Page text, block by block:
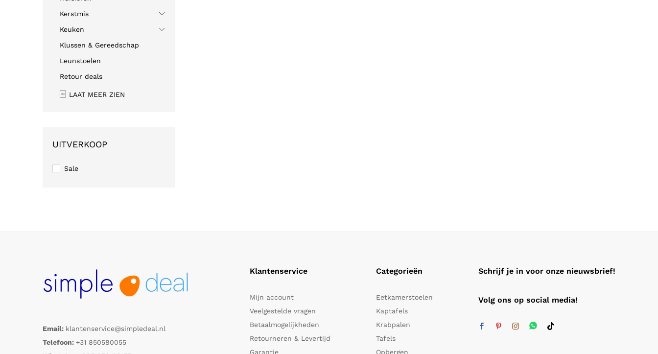
Kerstmis
Keuken
Klussen & Gereedschap
Leunstoelen
Retour deals
LAAT MEER ZIEN
UITVERKOOP
Sale
Email: klantenservice@simpledeal.nl
Telefoon: +31 850580055
Klantenservice
Mijn account
Veelgestelde vragen
Betaalmogelijkheden
Retourneren & Levertijd
Garantie
Categorieën
Eetkamerstoelen
Kaptafels
Krabpalen
Tafels
Opbergen
Schrijf je in voor onze nieuwsbrief!
Volg ons op social media!